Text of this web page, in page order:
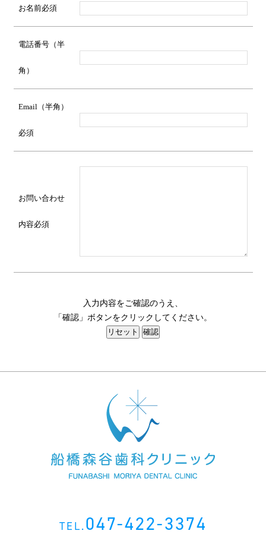
お名前必須
電話番号（半
角）
Email（半角）
必須
お問い合わせ
内容必須
入力内容をご確認のうえ、
「確認」ボタンをクリックしてください。
TEL.047-422-3374